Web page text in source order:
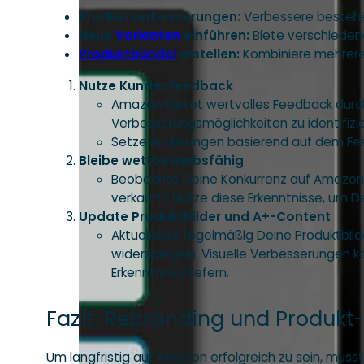
Produktverbesserungen:Verbessere
NeueVarianten einführen:Biete
Produktbündel erstellen:Kombiniere
Nutze Kundenfeedback
Amazon bietet wertvolles Feedback
Verbesserungsmöglichkeiten zu
Setze Änderungen basierend auf dem
Bleibe wettbewerbsfähig
Beobachte Deine Konkurrenz auf
verkauft? Nutze diese Erkenntnisse, um
Update Produktbilder und A+-Content
Aktualisiere regelmäßig Deine
widerspiegeln. Visuelle Verbesserungen
Erkenntnisse liefern.
Fazit: Rebranding und
Um langfristig auf Amazon erfolgreich zu sein,